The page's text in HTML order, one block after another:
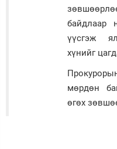
байдлаар
үүсгэж
хүнийг
мөрдөн
өгөх